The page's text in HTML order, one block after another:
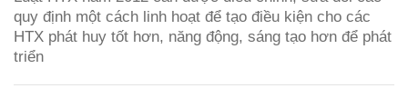
quy định một cách linh hoạt để tạo điều kiện cho các
HTX phát huy tốt hơn, năng động, sáng tạo hơn để phát
triển